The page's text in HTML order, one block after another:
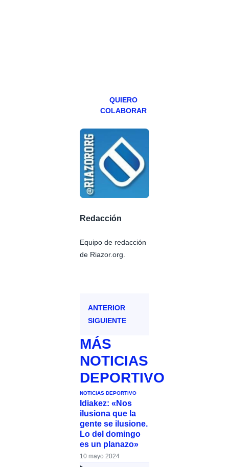
QUIERO
COLABORAR
Redacción
Equipo de redacción
de Riazor.org.
ANTERIOR
SIGUIENTE
MÁS
NOTICIAS
DEPORTIVO
NOTICIAS DEPORTIVO
Idiakez: «Nos
ilusiona que la
gente se ilusione.
Lo del domingo
es un planazo»
10 mayo 2024